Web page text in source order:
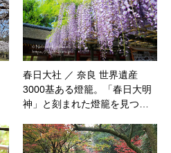
春日大社 ／ 奈良 世界遺産
3000基ある燈籠。「春日大明
神」と刻まれた燈籠を見つ…